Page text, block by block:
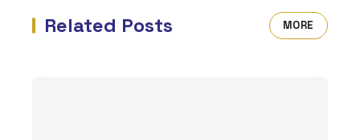
Related Posts MORE